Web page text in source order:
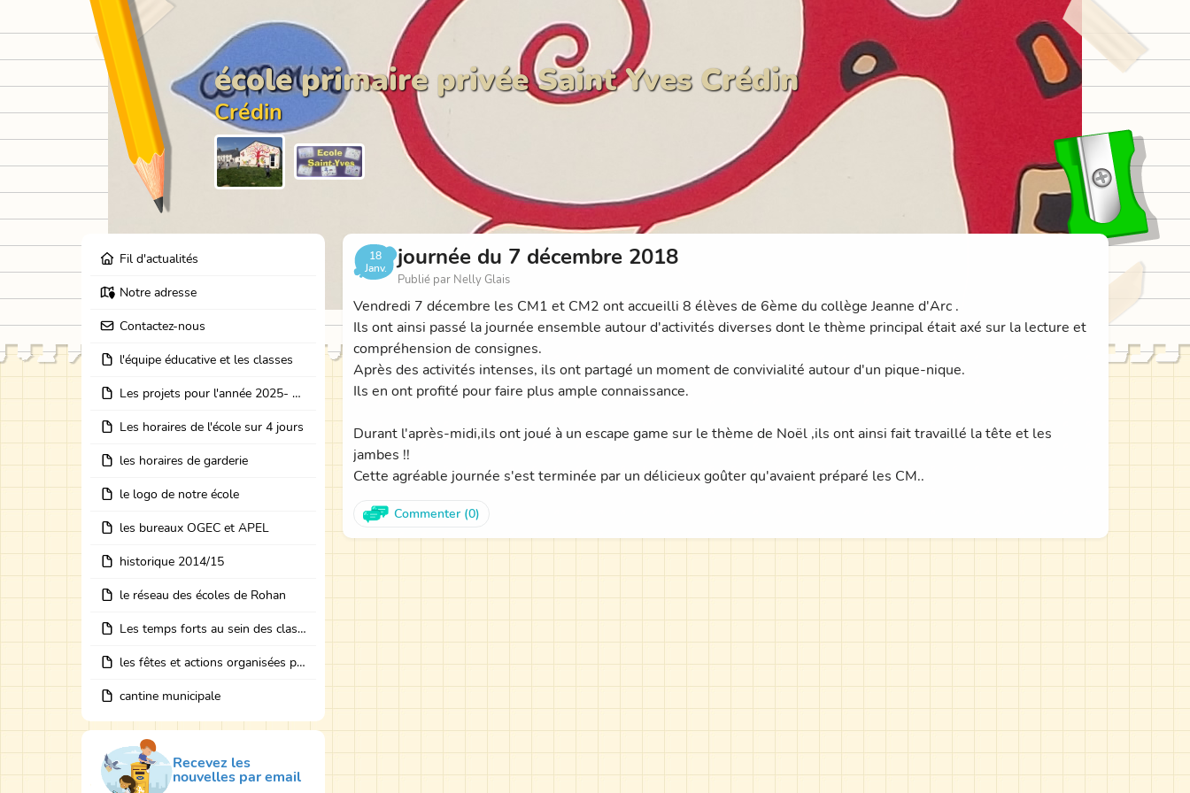
école primaire privée Saint Yves Crédin
Crédin
Fil d'actualités
Notre adresse
Contactez-nous
l'équipe éducative et les classes
Les projets pour l'année 2025- 2026: école dehors, journées partage des classes, et coopération avec les résidents de l'EHPAD
Les horaires de l'école sur 4 jours
les horaires de garderie
le logo de notre école
les bureaux OGEC et APEL
historique 2014/15
le réseau des écoles de Rohan
Les temps forts au sein des classes avec des intervenants
les fêtes et actions organisées par les bureaux
cantine municipale
Recevez les
nouvelles par email
18
Janv.
journée du 7 décembre 2018
Publié par Nelly Glais
Vendredi 7 décembre les CM1 et CM2 ont accueilli 8 élèves de 6ème du collège Jeanne d'Arc .
Ils ont ainsi passé la journée ensemble autour d'activités diverses dont le thème principal était axé sur la lecture et
compréhension de consignes.
Après des activités intenses, ils ont partagé un moment de convivialité autour d'un pique-nique.
Ils en ont profité pour faire plus ample connaissance.
Durant l'après-midi,ils ont joué à un escape game sur le thème de Noël ,ils ont ainsi fait travaillé la tête et les
jambes !!
Cette agréable journée s'est terminée par un délicieux goûter qu'avaient préparé les CM..
Commenter (0)